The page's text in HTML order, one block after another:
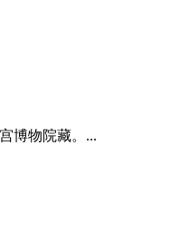
博物院藏。...